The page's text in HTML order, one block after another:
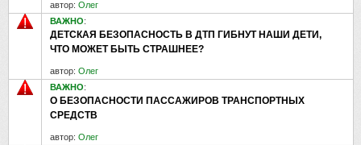
автор: Олег
ВАЖНО:
ДЕТСКАЯ БЕЗОПАСНОСТЬ В ДТП ГИБНУТ НАШИ ДЕТИ,
ЧТО МОЖЕТ БЫТЬ СТРАШНЕЕ?
автор: Олег
ВАЖНО:
О БЕЗОПАСНОСТИ ПАССАЖИРОВ ТРАНСПОРТНЫХ
СРЕДСТВ
автор: Олег